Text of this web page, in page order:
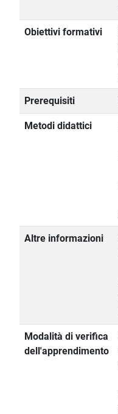
Obiettivi formativi
Prerequisiti
Metodi didattici
Altre informazioni
Modalità di verifica
dell'apprendimento